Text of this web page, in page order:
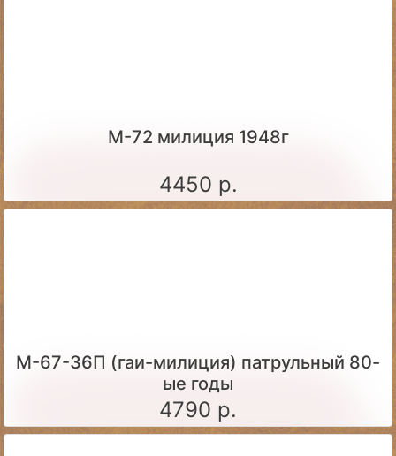
М-72 милиция 1948г
4450 р.
М-67-36П (гаи-милиция) патрульный 80-
ые годы
4790 р.